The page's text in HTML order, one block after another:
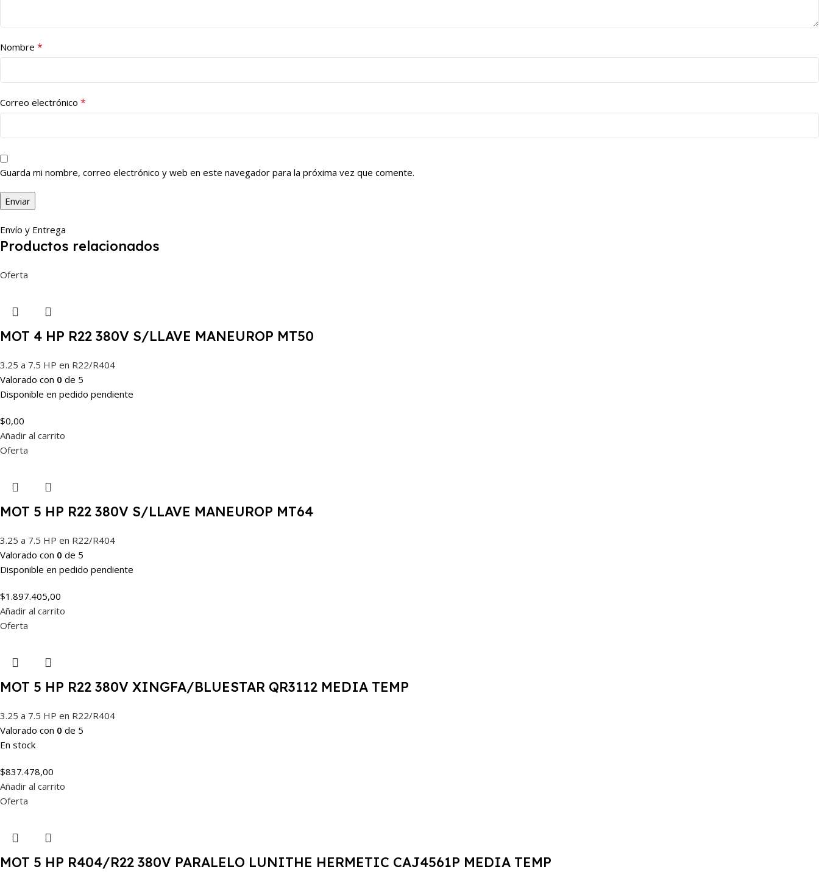
Nombre *
Correo electrónico *
Guarda mi nombre, correo electrónico y web en este navegador para la próxima vez que comente.
Envío y Entrega
Productos relacionados
Oferta
MOT 4 HP R22 380V S/LLAVE MANEUROP MT50
3.25 a 7.5 HP en R22/R404
Valorado con 0 de 5
Disponible en pedido pendiente
$0,00
Añadir al carrito
Oferta
MOT 5 HP R22 380V S/LLAVE MANEUROP MT64
3.25 a 7.5 HP en R22/R404
Valorado con 0 de 5
Disponible en pedido pendiente
$1.897.405,00
Añadir al carrito
Oferta
MOT 5 HP R22 380V XINGFA/BLUESTAR QR3112 MEDIA TEMP
3.25 a 7.5 HP en R22/R404
Valorado con 0 de 5
En stock
$837.478,00
Añadir al carrito
Oferta
MOT 5 HP R404/R22 380V PARALELO LUNITHE HERMETIC CAJ4561P MEDIA TEMP